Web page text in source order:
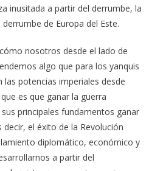
inusitada a partir del derrumbe, la
de Europa del Este.
nosotros desde el lado de
algo que para los yanquis
potencias imperiales desde
es que ganar la guerra
principales fundamentos ganar
el éxito de la Revolución
diplomático, económico y
a partir del